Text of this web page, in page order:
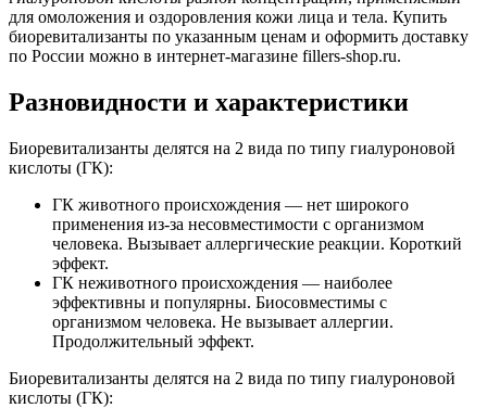
для омоложения и оздоровления кожи лица и тела. Купить
биоревитализанты по указанным ценам и оформить доставку
по России можно в интернет-магазине fillers-shop.ru.
Разновидности и характеристики
Биоревитализанты делятся на 2 вида по типу гиалуроновой
кислоты (ГК):
ГК животного происхождения — нет широкого
применения из-за несовместимости с организмом
человека. Вызывает аллергические реакции. Короткий
эффект.
ГК неживотного происхождения — наиболее
эффективны и популярны. Биосовместимы с
организмом человека. Не вызывает аллергии.
Продолжительный эффект.
Биоревитализанты делятся на 2 вида по типу гиалуроновой
кислоты (ГК):